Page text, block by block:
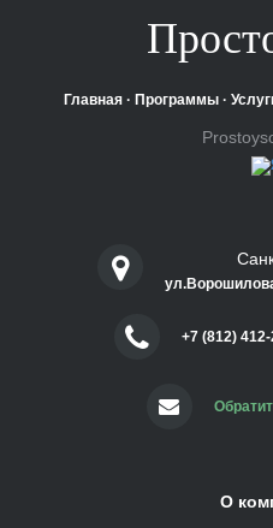
Главная· Программы·
+7 (812)
О